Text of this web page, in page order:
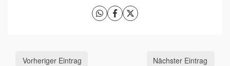
Vorheriger Eintrag Nächster Eintrag